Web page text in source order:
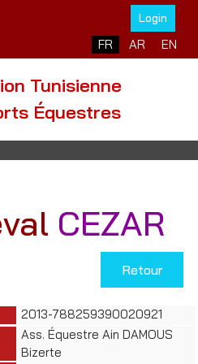
Login
Sélectionnez votre
FR AR EN
Tunisienne
Équestres
CEZAR
Retour
2013-788259390020921
Ass. Équestre Ain DAMOUS
Bizerte